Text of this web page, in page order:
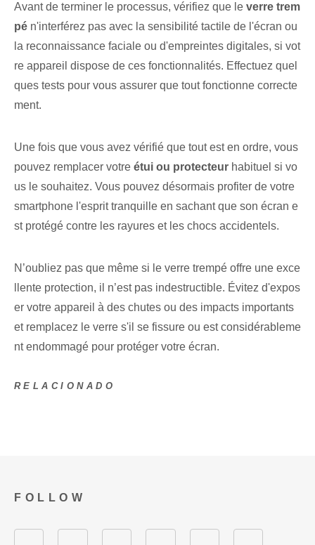
Avant de terminer le processus, vérifiez que le verre trem
pé n'interférez pas avec la sensibilité tactile de l'écran ou
la reconnaissance faciale ou d'empreintes digitales, si vot
re appareil dispose de ces fonctionnalités. ‍Effectuez quel
ques tests pour vous assurer que tout fonctionne correcte
ment.
Une fois que vous avez vérifié que tout est en ordre, vous
pouvez remplacer votre étui ou protecteur habituel si vo
us le souhaitez. Vous pouvez désormais profiter de votre
smartphone l'esprit tranquille en sachant que son écran e
st protégé contre les rayures et les chocs accidentels.
N’oubliez pas que même si le verre trempé offre une exce
llente protection, il n’est pas indestructible. Évitez d'expos
er votre appareil à des chutes ou des impacts importants
et remplacez le verre s'il se fissure ou est considérableme
nt endommagé pour protéger votre écran.
RELACIONADO
FOLLOW